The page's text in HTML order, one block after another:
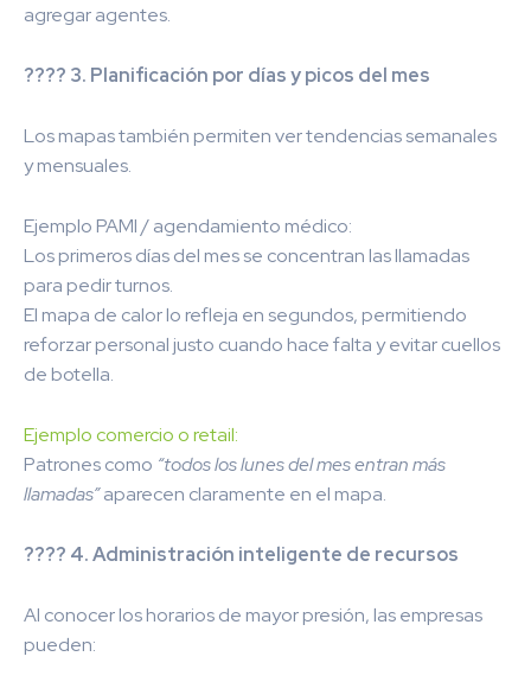
agregar agentes.
???? 3. Planificación por días y picos del mes
Los mapas también permiten ver tendencias semanales
y mensuales.
Ejemplo PAMI / agendamiento médico:
Los primeros días del mes se concentran las llamadas
para pedir turnos.
El mapa de calor lo refleja en segundos, permitiendo
reforzar personal justo cuando hace falta y evitar cuellos
de botella.
Ejemplo comercio o retail:
Patrones como “todos los lunes del mes entran más
llamadas”aparecen claramente en el mapa.
???? 4. Administración inteligente de recursos
Al conocer los horarios de mayor presión, las empresas
pueden: